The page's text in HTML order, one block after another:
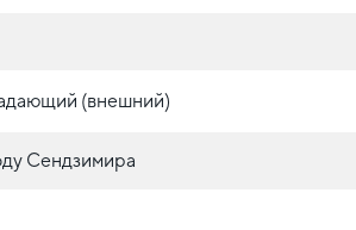
(внешний)
Сендзимира